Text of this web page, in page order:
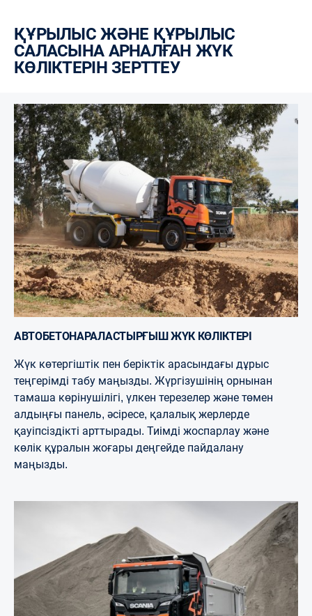
ҚҰРЫЛЫС ЖӘНЕ ҚҰРЫЛЫС
САЛАСЫНА АРНАЛҒАН ЖҮК
КӨЛІКТЕРІН ЗЕРТТЕУ
АВТОБЕТОНАРАЛАСТЫРҒЫШ ЖҮК КӨЛІКТЕРІ
Жүк көтергіштік пен беріктік арасындағы дұрыс
теңгерімді табу маңызды. Жүргізушінің орнынан
тамаша көрінушілігі, үлкен терезелер және төмен
алдыңғы панель, әсіресе, қалалық жерлерде
қауіпсіздікті арттырады. Тиімді жоспарлау және
көлік құралын жоғары деңгейде пайдалану
маңызды.